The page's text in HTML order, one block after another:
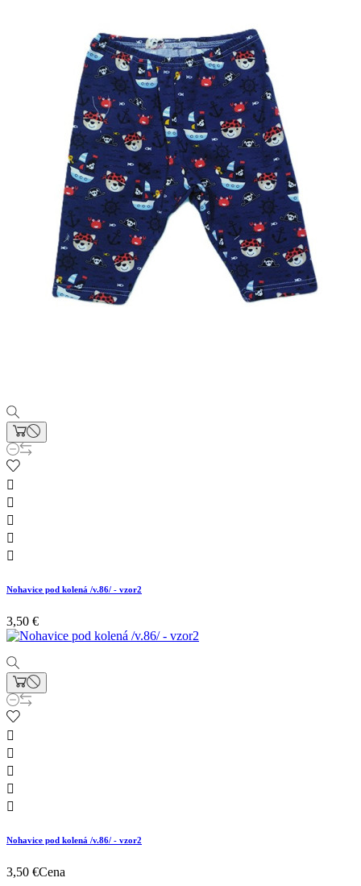





Nohavice pod kolená /v.86/ - vzor2
3,50 €





Nohavice pod kolená /v.86/ - vzor2
3,50 €Cena